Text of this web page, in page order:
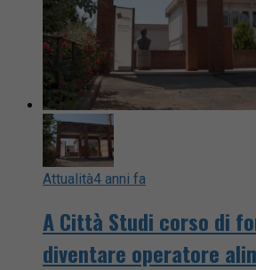
Attualità4 anni fa
A Città Studi corso di
diventare operatore